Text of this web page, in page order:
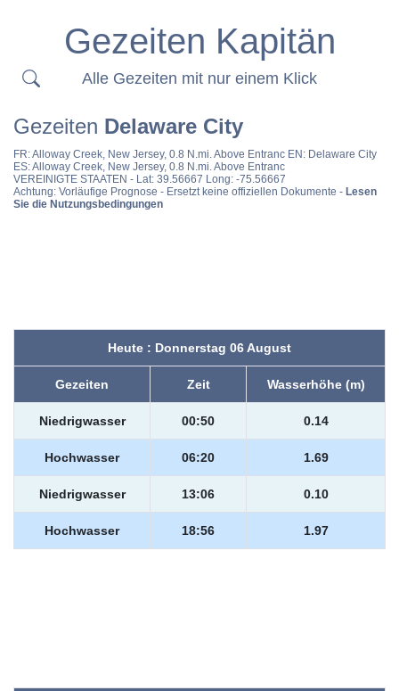
Gezeiten Kapitän
Alle Gezeiten mit nur einem Klick
Gezeiten Delaware City
FR:Alloway Creek, New Jersey, 0.8 N.mi. Above Entranc EN: Delaware City
ES:Alloway Creek, New Jersey, 0.8 N.mi. Above Entranc
VEREINIGTE STAATEN - Lat: 39.56667 Long: -75.56667
Achtung: Vorläufige Prognose - Ersetzt keine offiziellen Dokumente - Lesen
Sie die Nutzungsbedingungen
Heute : Donnerstag 06 August
Gezeiten Zeit Wasserhöhe (m)
Niedrigwasser 00:50 0.14
Hochwasser 06:20 1.69
Niedrigwasser 13:06 0.10
Hochwasser 18:56 1.97